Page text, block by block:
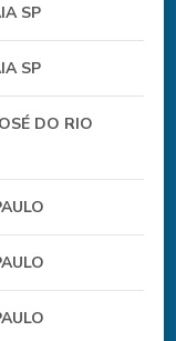
SP
SP
DO RIO